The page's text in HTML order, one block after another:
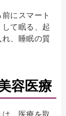
にスマート
て眠る、起
、睡眠の質
容医療